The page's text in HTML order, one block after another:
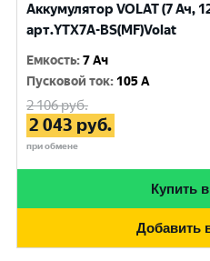
Аккумулятор VOLAT (7 Ач,
арт.YTX7A-BS(MF)Volat
Емкость:7 Ач
Пусковой ток: 105 A
2 106руб.
2 043 руб.
при обмене
Купить
Добавить